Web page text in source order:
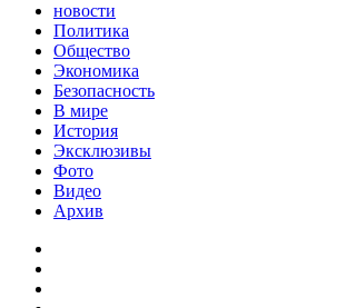
новости
Политика
Общество
Экономика
Безопасность
В мире
История
Эксклюзивы
Фото
Видео
Архив